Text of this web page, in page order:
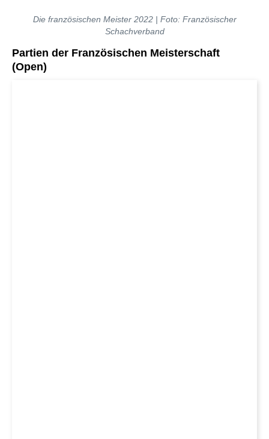
Die französischen Meister 2022 | Foto: Französischer
Schachverband
Partien der Französischen Meisterschaft
(Open)